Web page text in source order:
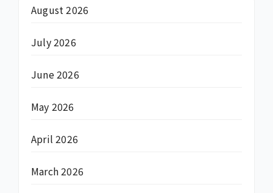
August 2026
July 2026
June 2026
May 2026
April 2026
March 2026